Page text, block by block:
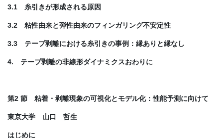
3.1 糸引きが形成される原因
3.2 粘性由来と弾性由来のフィンガリング不安定性
3.3 テープ剥離における糸引きの事例：縁ありと縁なし
4. テープ剥離の非線形ダイナミクスおわりに
第2 節 粘着・剥離現象の可視化とモデル化：性能予測に向けて
東京大学 山口 哲生
はじめに